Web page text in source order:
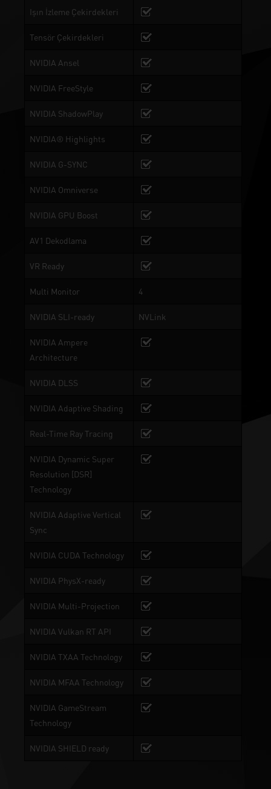
Işın İzleme Çekirdekleri
Tensör Çekirdekleri
NVIDIA Ansel
NVIDIA FreeStyle
NVIDIA ShadowPlay
NVIDIA® Highlights
NVIDIA G-SYNC
NVIDIA Omniverse
NVIDIA GPU Boost
AV1 Dekodlama
VR Ready
Multi Monitor 4
NVIDIA SLI-ready NVLink
NVIDIA Ampere
Architecture
NVIDIA DLSS
NVIDIA Adaptive Shading
Real-Time Ray Tracing
NVIDIA Dynamic Super
Resolution [DSR]
Technology
NVIDIA Adaptive Vertical
Sync
NVIDIA CUDA Technology
NVIDIA PhysX-ready
NVIDIA Multi-Projection
NVIDIA Vulkan RT API
NVIDIA TXAA Technology
NVIDIA MFAA Technology
NVIDIA GameStream
Technology
NVIDIA SHIELD ready